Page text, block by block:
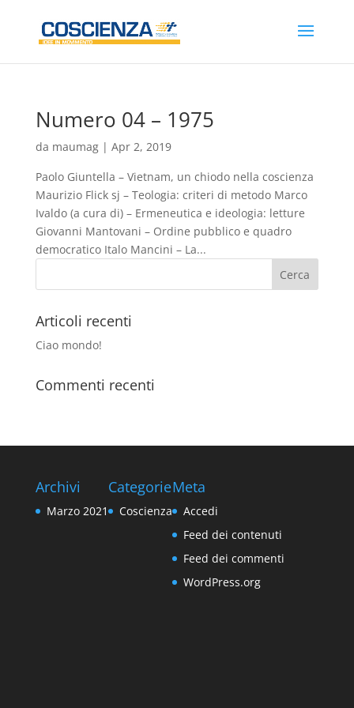
Numero 04 – 1975
da maumag| Apr 2, 2019
Paolo Giuntella – Vietnam, un chiodo nella coscienza
Maurizio Flick sj – Teologia: criteri di metodo Marco
Ivaldo (a cura di) – Ermeneutica e ideologia: letture
Giovanni Mantovani – Ordine pubblico e quadro
democratico Italo Mancini – La...
Articoli recenti
Ciao mondo!
Commenti recenti
Archivi
Marzo 2021
Categorie
Coscienza
Meta
Accedi
Feed dei contenuti
Feed dei commenti
WordPress.org